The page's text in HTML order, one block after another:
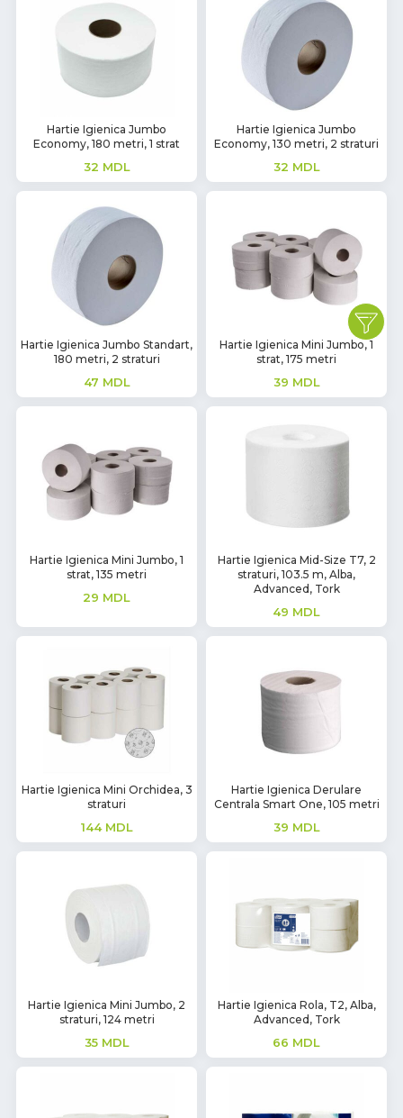
Hartie Igienica Jumbo
Economy, 180 metri, 1 strat
32 MDL
Hartie Igienica Jumbo
Economy, 130 metri, 2 straturi
32 MDL
Hartie Igienica Jumbo Standart,
180 metri, 2 straturi
47 MDL
Hartie Igienica Mini Jumbo, 1
strat, 175 metri
39 MDL
Hartie Igienica Mini Jumbo, 1
strat, 135 metri
29 MDL
Hartie Igienica Mid-Size T7, 2
straturi, 103.5 m, Alba,
Advanced, Tork
49 MDL
Hartie Igienica Mini Orchidea, 3
straturi
144 MDL
Hartie Igienica Derulare
Centrala Smart One, 105 metri
39 MDL
Hartie Igienica Mini Jumbo, 2
straturi, 124 metri
35 MDL
Hartie Igienica Rola, T2, Alba,
Advanced, Tork
66 MDL